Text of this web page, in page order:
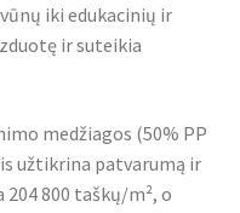
iki edukacinių ir
ir suteikia
medžiagos (50% PP
užtikrina patvarumą ir
800 taškų/m², o